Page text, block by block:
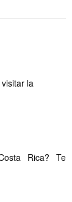
la
Rica? Te